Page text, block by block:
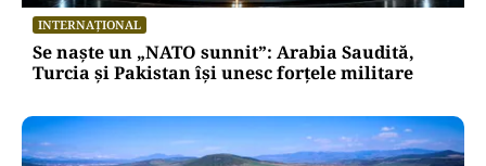
INTERNAȚIONAL
Se naște un „NATO sunnit”: Arabia Saudită,
Turcia și Pakistan își unesc forțele militare